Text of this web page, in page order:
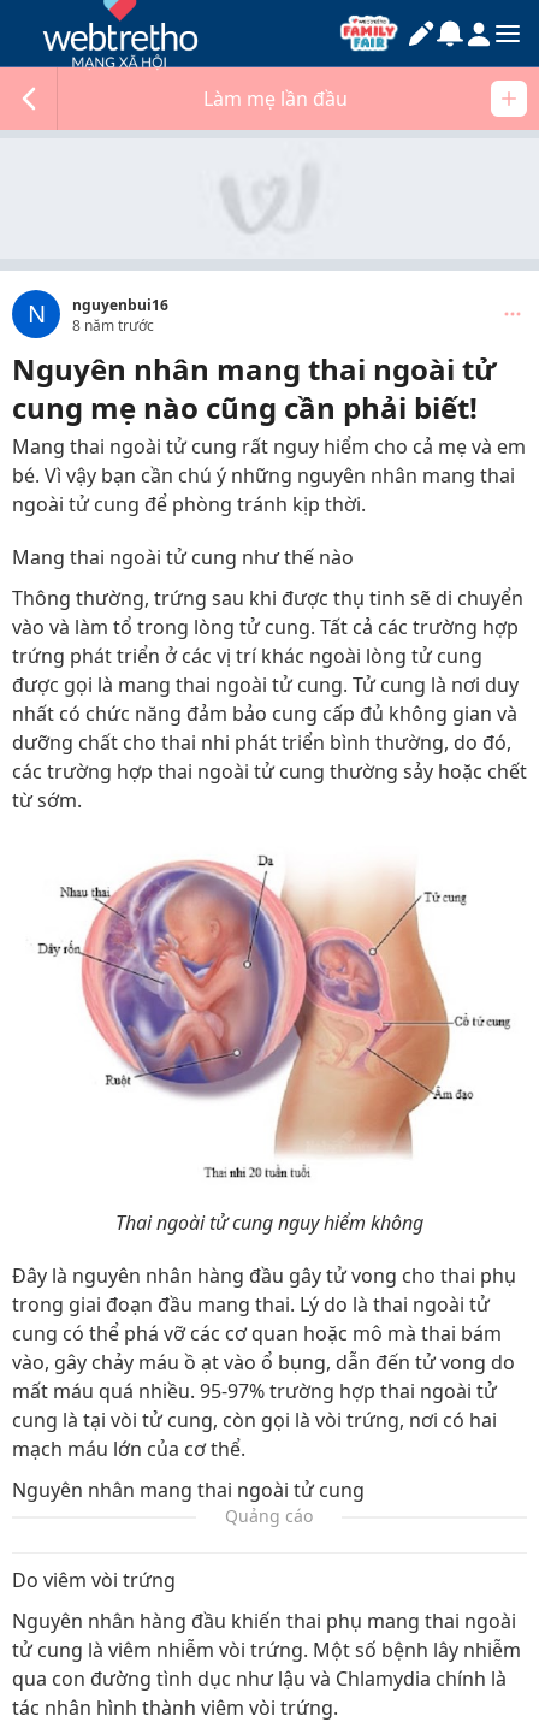
Làm mẹ lần đầu
N
nguyenbui16
8 năm trước
Nguyên nhân mang thai ngoài tử
cung mẹ nào cũng cần phải biết!
Mang thai ngoài tử cung rất nguy hiểm cho cả mẹ và em
bé. Vì vậy bạn cần chú ý những nguyên nhân mang thai
ngoài tử cung để phòng tránh kịp thời.
Mang thai ngoài tử cung như thế nào
Thông thường, trứng sau khi được thụ tinh sẽ di chuyển
vào và làm tổ trong lòng tử cung. Tất cả các trường hợp
trứng phát triển ở các vị trí khác ngoài lòng tử cung
được gọi là mang thai ngoài tử cung. Tử cung là nơi duy
nhất có chức năng đảm bảo cung cấp đủ không gian và
dưỡng chất cho thai nhi phát triển bình thường, do đó,
các trường hợp thai ngoài tử cung thường sảy hoặc chết
từ sớm.
Thai ngoài tử cung nguy hiểm không
Đây là nguyên nhân hàng đầu gây tử vong cho thai phụ
trong giai đoạn đầu mang thai. Lý do là thai ngoài tử
cung có thể phá vỡ các cơ quan hoặc mô mà thai bám
vào, gây chảy máu ồ ạt vào ổ bụng, dẫn đến tử vong do
mất máu quá nhiều. 95-97% trường hợp thai ngoài tử
cung là tại vòi tử cung, còn gọi là vòi trứng, nơi có hai
mạch máu lớn của cơ thể.
Nguyên nhân mang thai ngoài tử cung
Quảng cáo
Do viêm vòi trứng
Nguyên nhân hàng đầu khiến thai phụ mang thai ngoài
tử cung là viêm nhiễm vòi trứng. Một số bệnh lây nhiễm
qua con đường tình dục như lậu và Chlamydia chính là
tác nhân hình thành viêm vòi trứng.